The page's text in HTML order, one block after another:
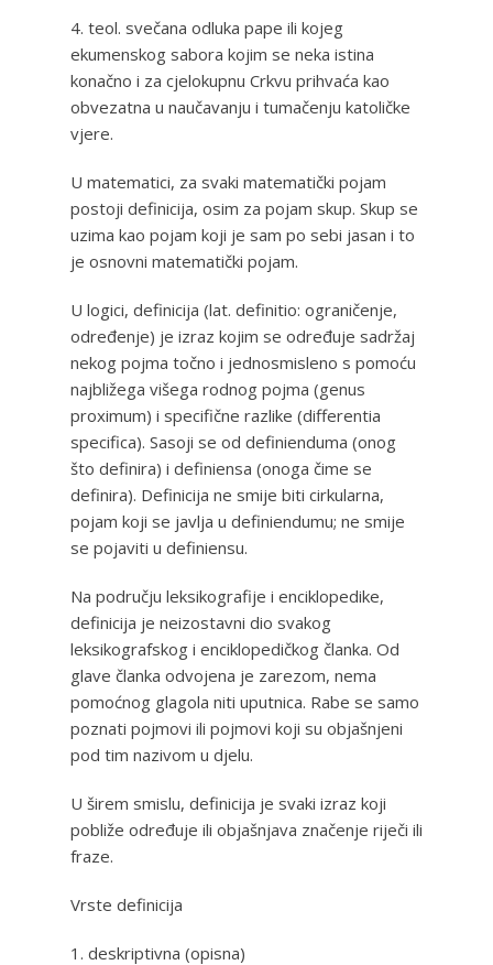
4. teol. svečana odluka pape ili kojeg
ekumenskog sabora kojim se neka istina
konačno i za cjelokupnu Crkvu prihvaća kao
obvezatna u naučavanju i tumačenju katoličke
vjere.
U matematici, za svaki matematički pojam
postoji definicija, osim za pojam skup. Skup se
uzima kao pojam koji je sam po sebi jasan i to
je osnovni matematički pojam.
U logici, definicija (lat. definitio: ograničenje,
određenje) je izraz kojim se određuje sadržaj
nekog pojma točno i jednosmisleno s pomoću
najbližega višega rodnog pojma (genus
proximum) i specifične razlike (differentia
specifica). Sasoji se od definienduma (onog
što definira) i definiensa (onoga čime se
definira). Definicija ne smije biti cirkularna,
pojam koji se javlja u definiendumu; ne smije
se pojaviti u definiensu.
Na području leksikografije i enciklopedike,
definicija je neizostavni dio svakog
leksikografskog i enciklopedičkog članka. Od
glave članka odvojena je zarezom, nema
pomoćnog glagola niti uputnica. Rabe se samo
poznati pojmovi ili pojmovi koji su objašnjeni
pod tim nazivom u djelu.
U širem smislu, definicija je svaki izraz koji
pobliže određuje ili objašnjava značenje riječi ili
fraze.
Vrste definicija
1. deskriptivna (opisna)